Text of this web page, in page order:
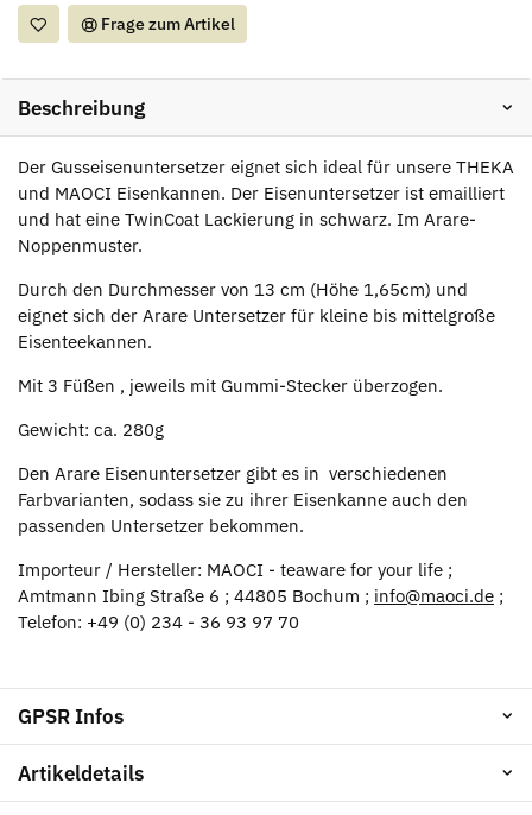
Frage zum Artikel
Beschreibung
Der Gusseisenuntersetzer eignet sich ideal für unsere THEKA
und MAOCI Eisenkannen. Der Eisenuntersetzer ist emailliert
und hat eine TwinCoat Lackierung in schwarz. Im Arare-
Noppenmuster.
Durch den Durchmesser von 13 cm (Höhe 1,65cm) und
eignet sich der Arare Untersetzer für kleine bis mittelgroße
Eisenteekannen.
Mit 3 Füßen , jeweils mit Gummi-Stecker überzogen.
Gewicht: ca. 280g
Den Arare Eisenuntersetzer gibt es in verschiedenen
Farbvarianten, sodass sie zu ihrer Eisenkanne auch den
passenden Untersetzer bekommen.
Importeur / Hersteller: MAOCI - teaware for your life ;
Amtmann Ibing Straße 6 ; 44805 Bochum ; info@maoci.de ;
Telefon: +49 (0) 234 - 36 93 97 70
GPSR Infos
Artikeldetails